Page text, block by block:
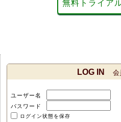
無料トライア
LOG IN 会
ユーザー名
パスワード
ログイン状態を保存